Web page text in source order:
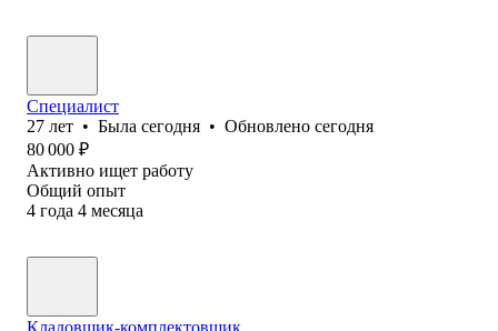
Специалист
27 лет • Была сегодня • Обновлено сегодня
80 000 ₽
Активно ищет работу
Общий опыт
4 года 4 месяца
Кладовщик-комплектовщик